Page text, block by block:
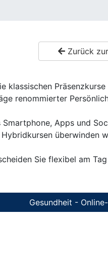
Zurück
klassischen
renommierter
Apps und
überwinden
Sie flexibel am
Gesundheit -